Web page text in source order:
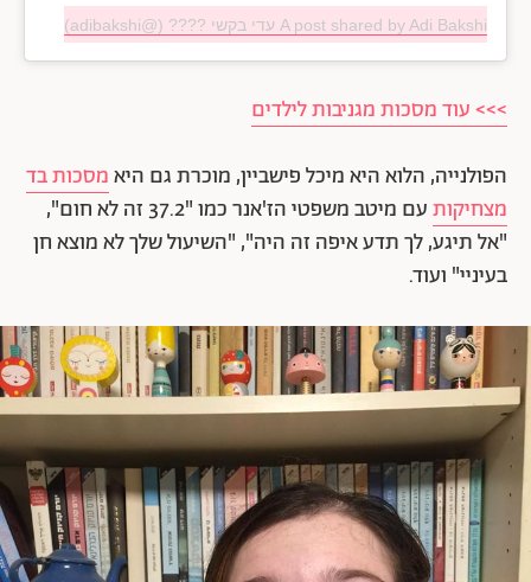
A post shared by Adi Bakshi עדי בקשי ????️ (@adibakshi)
>>> עוד מסכות מגניבות לילדים
הפולנייה, הלוא היא מיכל פישביין, מוכרת גם היאמסכות בד
מצחיקות
עם מיטב משפטי הז'אנר כמו "37.2 זה לא חום",
"אל תיגע, לך תדע איפה זה היה", "השיעול שלך לא מוצא חן
בעיניי" ועוד.